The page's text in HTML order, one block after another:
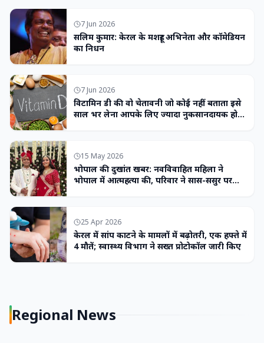
7 Jun 2026
सलिम कुमार: केरल के मशहूर अभिनेता और कॉमेडियन
का निधन
7 Jun 2026
विटामिन डी की वो चेतावनी जो कोई नहीं बताता इसे
साल भर लेना आपके लिए ज्यादा नुकसानदायक हो
15 May 2026
भोपाल की दुखांत खबर: नवविवाहित महिला ने
भोपाल में आत्महत्या की, परिवार ने सास-ससुर पर
25 Apr 2026
केरल में सांप काटने के मामलों में बढ़ोतरी, एक हफ्ते में
4 मौतें; स्वास्थ्य विभाग ने सख्त प्रोटोकॉल जारी किए
Regional News